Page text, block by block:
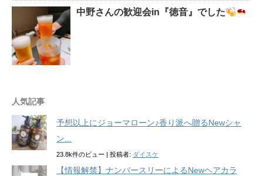
中野さんの歓迎会in『徳音』でした
人気記事
予想以上にジョーマローン♪香り派へ贈るNewシャ
ン...
23.8k件のビュー | 投稿者: ダイスケ
【情報解禁】ナンバースリーによるNewヘアカラ